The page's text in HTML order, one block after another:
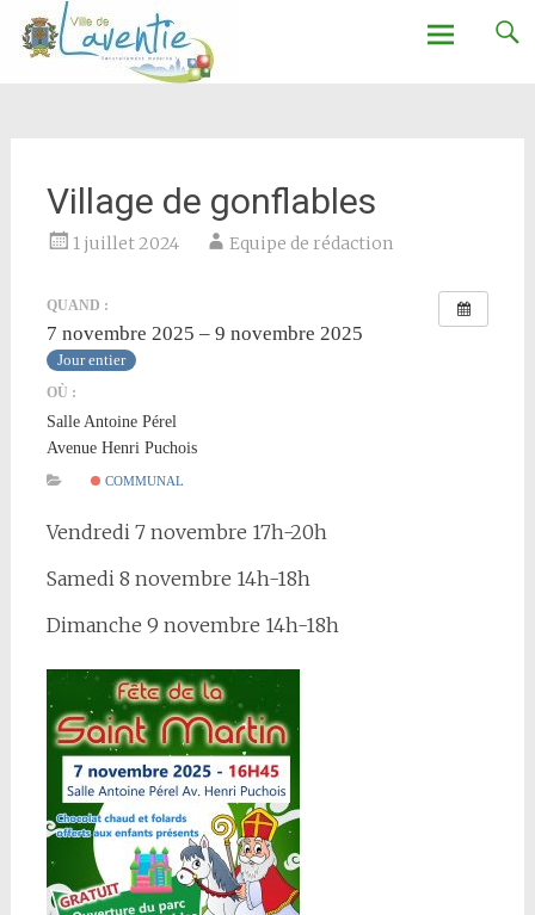
Ville de Laventie
Village de gonflables
1 juillet 2024 Equipe de rédaction
QUAND :
7 novembre 2025 – 9 novembre 2025
Jour entier
OÙ :
Salle Antoine Pérel
Avenue Henri Puchois
COMMUNAL
Vendredi 7 novembre 17h-20h
Samedi 8 novembre 14h-18h
Dimanche 9 novembre 14h-18h